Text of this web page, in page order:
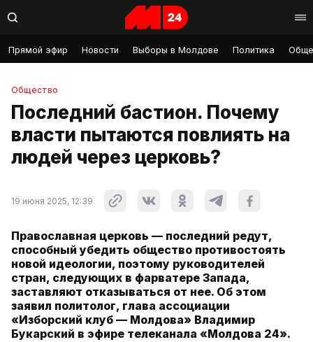
Прямой эфир Новости Выборы в Молдове Политика
Общество
Последний бастион. Почему
власти пытаются повлиять на
людей через церковь?
19 июня 2025, 12:39
Православная церковь — последний редут,
способный убедить общество противостоять
новой идеологии, поэтому руководителей
стран, следующих в фарватере Запада,
заставляют отказываться от нее. Об этом
заявил политолог, глава ассоциации
«Изборский клуб — Молдова» Владимир
Букарский в эфире телеканала «Молдова 24».